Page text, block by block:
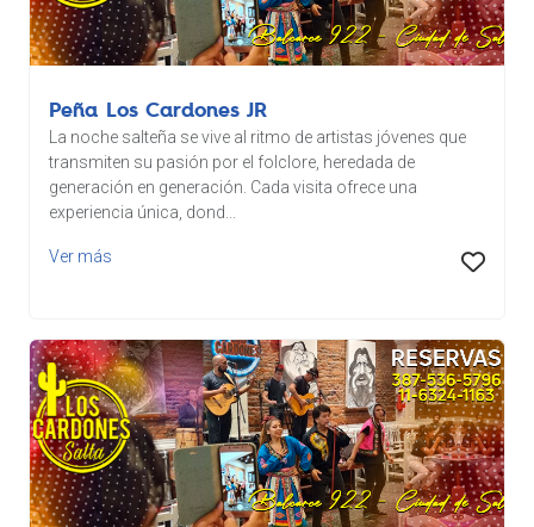
Peña Los Cardones JR
La noche salteña se vive al ritmo de artistas jóvenes que
transmiten su pasión por el folclore, heredada de
generación en generación. Cada visita ofrece una
experiencia única, dond...
Ver más